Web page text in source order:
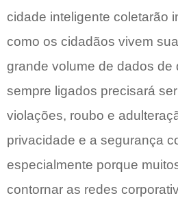
cidade inteligente coletarão
como os cidadãos vivem
grande volume de dados de
sempre ligados precisará
violações, roubo e
privacidade e a segurança
especialmente porque
contornar as redes